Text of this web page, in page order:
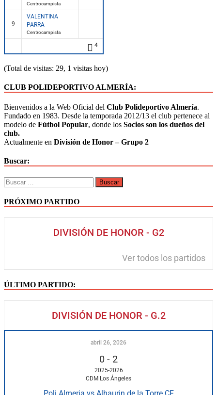
Centrocampista
9
VALENTINA
PARRA
Centrocampista
4
(Total de visitas: 29, 1 visitas hoy)
CLUB POLIDEPORTIVO ALMERÍA:
Bienvenidos a la Web Oficial del Club Polideportivo Almería.
Fundado en 1983. Desde la temporada 2012/13 el club pertenece al
modelo de Fútbol Popular, donde los Socios son los dueños del
club.
Actualmente en División de Honor – Grupo 2
Buscar:
Buscar:
PRÓXIMO PARTIDO
DIVISIÓN DE HONOR - G2
Ver todos los partidos
ÚLTIMO PARTIDO:
DIVISIÓN DE HONOR - G.2
abril 26, 2026
0 - 2
2025-2026
CDM Los Ángeles